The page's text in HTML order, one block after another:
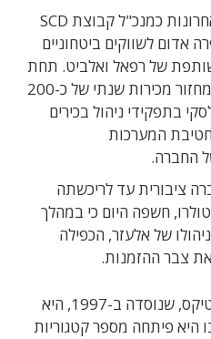
כמנכ"ל קבוצת SCD
אדום לשווקים ביטחוניים
של רפאל ואלביט. תחת
ניהולו של סלסקי הגיעה SCD למחזור מכירות שנתי של כ-200
בתפקידי ניהול בכירים
המערכות
החברה.
ציבורית עד לריכשתה
סטולרו, חשפה היום כי במהלך
של אלעזר, הכפילה
צבר ההזמנות.
הפעילות העיקרית של אירונאוטיקס, שנוסדה ב-1997, היא
היא פיתחה מספר קטגוריות